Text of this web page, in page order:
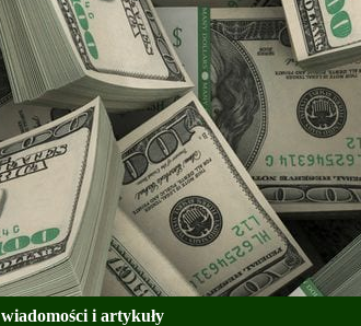
i artykuły